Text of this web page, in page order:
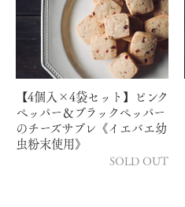
【4個入×4袋セット】ピンク
ペッパー＆ブラックペッパー
のチーズサブレ《イエバエ幼
虫粉末使用》
SOLD OUT